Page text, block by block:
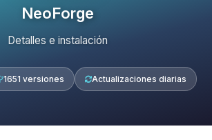
NeoForge
Detalles e instalación
1651 versiones Actualizaciones diarias